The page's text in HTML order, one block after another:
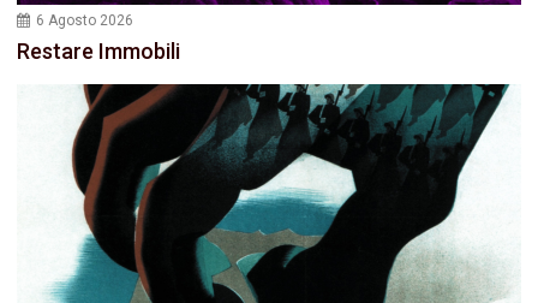
6 Agosto 2026
Restare Immobili